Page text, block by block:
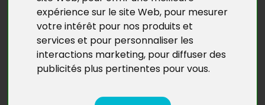
expérience sur le site Web, pour mesurer
votre intérêt pour nos produits et
services et pour personnaliser les
interactions marketing, pour diffuser des
publicités plus pertinentes pour vous.
Alain Pierre Stanislas est né en 1959 à Colombier, petit
bourg du Bourbonnais. Resté attaché à sa région,
aujourd’hui il réside et travaille à Commentry, dans le
département de l’Allier. Il partage son temps libre
entre sa famille, ses amis, les voyages et son passe-
temps favori : l’écriture. Comme un ciel d’orage est son